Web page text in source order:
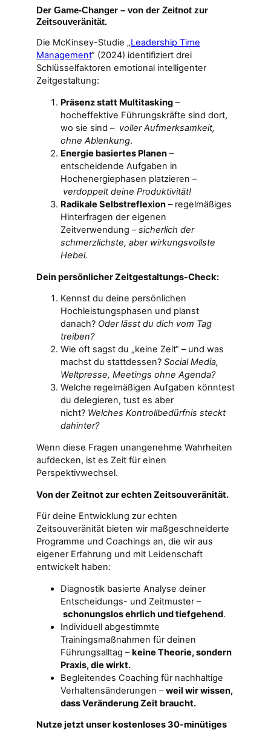
Der Game-Changer – von der Zeitnot zur
Zeitsouveränität.
Die McKinsey-Studie „Leadership Time
Management“ (2024) identifiziert drei
Schlüsselfaktoren emotional intelligenter
Zeitgestaltung:
Präsenz statt Multitasking –
hocheffektive Führungskräfte sind dort,
wo sie sind – voller Aufmerksamkeit,
ohne Ablenkung.
Energie basiertes Planen –
entscheidende Aufgaben in
Hochenergiephasen platzieren –
verdoppelt deine Produktivität!
Radikale Selbstreflexion – regelmäßiges
Hinterfragen der eigenen
Zeitverwendung –sicherlich der
schmerzlichste, aber wirkungsvollste
Hebel.
Dein persönlicher Zeitgestaltungs-Check:
Kennst du deine persönlichen
Hochleistungsphasen und planst
danach? Oder lässt du dich vom Tag
treiben?
Wie oft sagst du „keine Zeit“ – und was
machst du stattdessen? Social Media,
Weltpresse, Meetings ohne Agenda?
Welche regelmäßigen Aufgaben könntest
du delegieren, tust es aber
nicht? Welches Kontrollbedürfnis steckt
dahinter?
Wenn diese Fragen unangenehme Wahrheiten
aufdecken, ist es Zeit für einen
Perspektivwechsel.
Von der Zeitnot zur echten Zeitsouveränität.
Für deine Entwicklung zur echten
Zeitsouveränität bieten wir maßgeschneiderte
Programme und Coachings an, die wir aus
eigener Erfahrung und mit Leidenschaft
entwickelt haben:
Diagnostik basierte Analyse deiner
Entscheidungs- und Zeitmuster –
schonungslos ehrlich und tiefgehend.
Individuell abgestimmte
Trainingsmaßnahmen für deinen
Führungsalltag –keine Theorie, sondern
Praxis, die wirkt.
Begleitendes Coaching für nachhaltige
Verhaltensänderungen –weil wir wissen,
dass Veränderung Zeit braucht.
Nutze jetzt unser kostenloses 30-minütiges